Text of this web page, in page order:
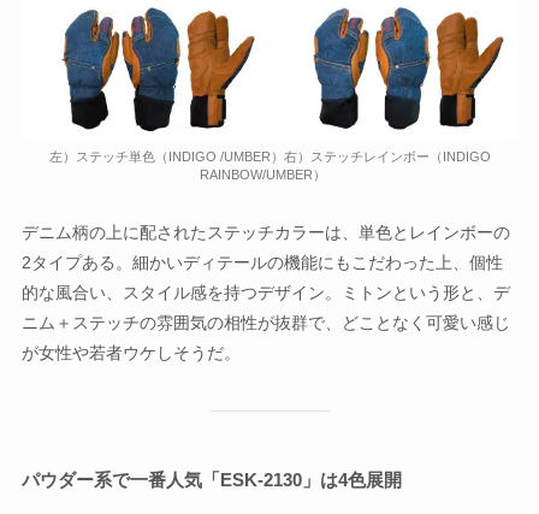
左）ステッチ単色（INDIGO /UMBER）右）ステッチレインボー（INDIGO
RAINBOW/UMBER）
デニム柄の上に配されたステッチカラーは、単色とレインボーの
2タイプある。細かいディテールの機能にもこだわった上、個性
的な風合い、スタイル感を持つデザイン。ミトンという形と、デ
ニム＋ステッチの雰囲気の相性が抜群で、どことなく可愛い感じ
が女性や若者ウケしそうだ。
パウダー系で一番人気「ESK-2130」は4色展開